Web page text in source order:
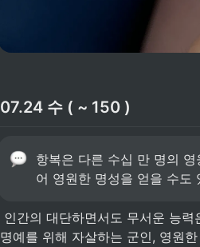
07.24 수 ( ~ 150 )
항복은 다른 수십 만 명의
어 영원한 명성을 얻을 수도 있
명예를 위해 자살하는 군인, 영원